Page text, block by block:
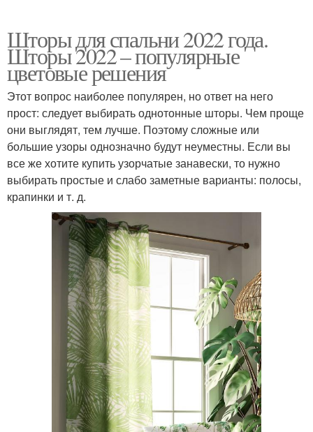
Шторы для спальни 2022 года.
Шторы 2022 – популярные
цветовые решения
Этот вопрос наиболее популярен, но ответ на него
прост: следует выбирать однотонные шторы. Чем проще
они выглядят, тем лучше. Поэтому сложные или
большие узоры однозначно будут неуместны. Если вы
все же хотите купить узорчатые занавески, то нужно
выбирать простые и слабо заметные варианты: полосы,
крапинки и т. д.